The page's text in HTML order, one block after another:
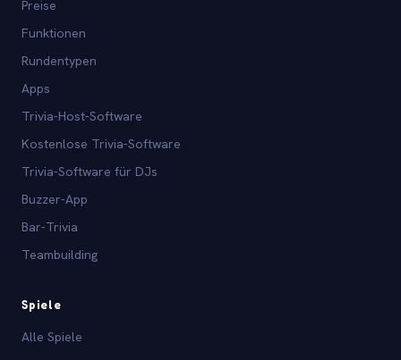
Preise
Funktionen
Rundentypen
Apps
Trivia-Host-Software
Kostenlose Trivia-Software
Trivia-Software für DJs
Buzzer-App
Bar-Trivia
Teambuilding
Spiele
Alle Spiele